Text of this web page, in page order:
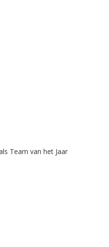
Team van het Jaar